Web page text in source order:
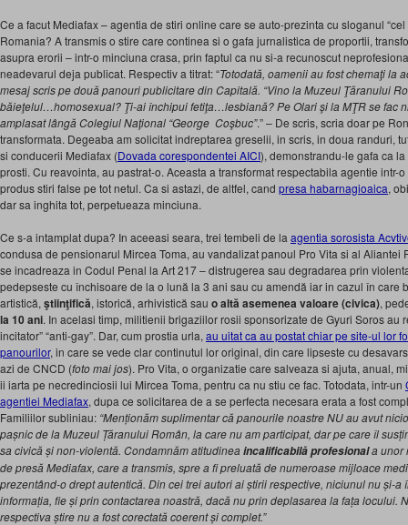
Ce a facut Mediafax – agentia de stiri online care se auto-prezinta cu sloganul
Romania? A transmis o stire care continea si o gafa jurnalistica de proportii,
asupra erorii – intr-o minciuna crasa, prin faptul ca nu si-a recunoscut
neadevarul deja publicat. Respectiv a titrat: “Totodată, oamenii au fost chemaţi la
mesaj scris pe două panouri publicitare din Capitală. “Vino la Muzeul Ţăranului
băieţelul…homosexual? Ţi-ai închipui fetiţa…lesbiană? Pe Olari şi la MŢR se fac
amplasat lângă Colegiul Naţional “George Coşbuc”.” – De scris, scria doar pe
transformata. Degeaba am solicitat indreptarea greselii, in scris, in doua randuri,
si conducerii Mediafax (Dovada corespondentei AICI), demonstrandu-le gafa ca
prosti. Cu reavointa, au pastrat-o. Aceasta a transformat respectabila agentie intr-
produs stiri false pe tot netul. Ca si astazi, de altfel, cand presa habarnagioaica,
dar sa inghita tot, perpetueaza minciuna.
Ce s-a intamplat dupa? In aceeasi seara, trei tembeli de la agentia sorosista
condusa de pensionarul Mircea Toma, au vandalizat panoul Pro Vita si al Aliantei
se incadreaza in Codul Penal la Art 217 – distrugerea sau degradarea prin
pedepseste cu închisoare de la o lună la 3 ani sau cu amendă iar in cazul în care
artistică, ştiinţifică, istorică, arhivistică sau o altă asemenea valoare (civica),
la 10 ani. In acelasi timp, militienii brigaziilor rosii sponsorizate de Gyuri Soros au
incitator” “anti-gay”. Dar, cum prostia urla, au uitat ca au postat chiar pe site-ul lor
panourilor, in care se vede clar continutul lor original, din care lipseste cu
azi de CNCD (foto mai jos). Pro Vita, o organizatie care salveaza si ajuta, anual,
ii iarta pe necredinciosii lui Mircea Toma, pentru ca nu stiu ce fac. Totodata, intr-un
agentiei Mediafax, dupa ce solicitarea de a se perfecta necesara erata a fost
Familiilor subliniau: “Menționăm suplimentar că panourile noastre NU au avut
pașnic de la Muzeul Țăranului Român, la care nu am participat, dar pe care îl
sa civică și non-violentă. Condamnăm atitudineaincalificabilă profesionala unor
de presă Mediafax, care a transmis, spre a fi preluată de numeroase mijloace
prezentând-o drept autentică. Din cei trei autori ai știrii respective, niciunul nu și-
informația, fie și prin contactarea noastră, dacă nu prin deplasarea la fața locului.
respectiva știre nu a fost corectată coerent și complet.”